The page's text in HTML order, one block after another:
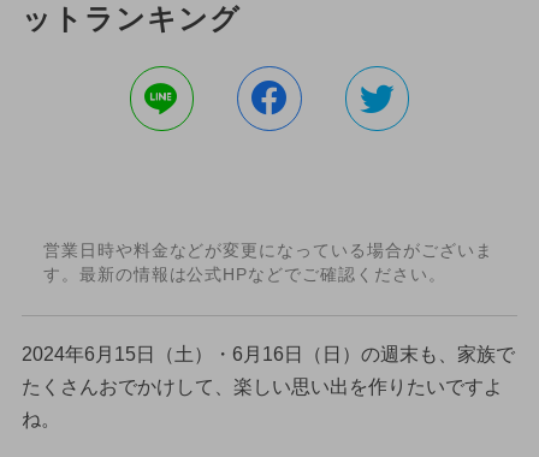
ットランキング
営業日時や料金などが変更になっている場合がございま
す。最新の情報は公式HPなどでご確認ください。
2024年6月15日（土）・6月16日（日）の週末も、家族で
たくさんおでかけして、楽しい思い出を作りたいですよ
ね。